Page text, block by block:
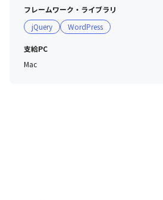
◎オハナ旅制度
有休を利用して社員同士で旅行す
（上限あり）
◎月曜日ゆとり出社
月曜日は11時出社！日曜の夜も有
フレームワーク・ライブラリ
jQuery
WordPress
支給PC
Mac